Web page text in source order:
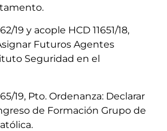
19 y acople HCD 11651/18,
Futuros Agentes
Seguridad en el
19, Pto. Ordenanza: Declarar
de Formación Grupo de